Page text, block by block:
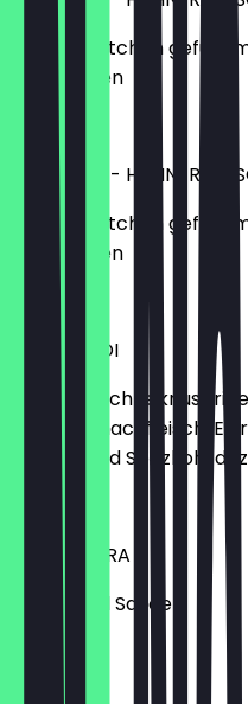
Dampfbrötchen gefüllt
tiefgefroren
€7.50
BANH BAO -
Dampfbrötchen gefüllt
tiefgefroren
€7.50
NEM HA NOI
Hausgemachte
Schweinehackfleisch,
Möhren und Spitzkohl
€6.90
EBI TEMPURA
mit Spezial Sauce
€7.50